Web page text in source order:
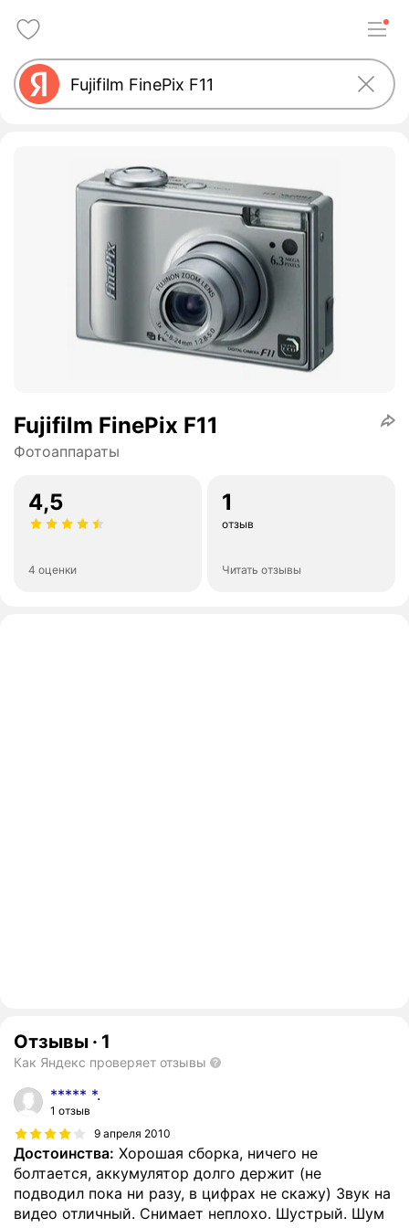
Fujifilm FinePix F11
Фотоаппараты
4,5
4 оценки
1
отзыв
Читать отзывы
Отзывы · 1
Как Яндекс проверяет отзывы
***** *.
1 отзыв
9 апреля 2010
Достоинства: Хорошая сборка, ничего не
болтается, аккумулятор долго держит (не
подводил пока ни разу, в цифрах не скажу) Звук на
видео отличный. Снимает неплохо. Шустрый. Шум